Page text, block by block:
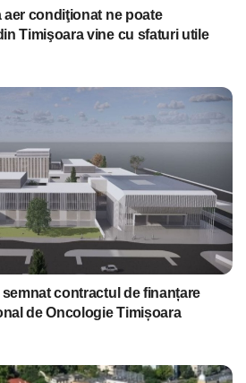
aer condiţionat ne poate
Timişoara vine cu sfaturi utile
contractul de finanțare
de Oncologie Timișoara